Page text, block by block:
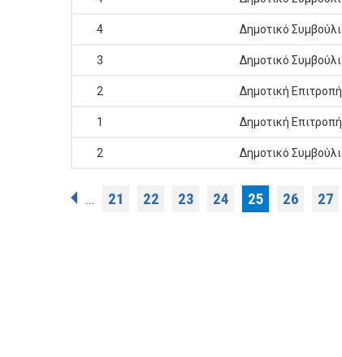
4 Δημοτικό
3 Δημοτικό
2 Δημοτική Επιτροπή
1 Δημοτική Επιτροπή
2 Δημοτικό
Σελίδες
… 21 22 23 24 25 26 27